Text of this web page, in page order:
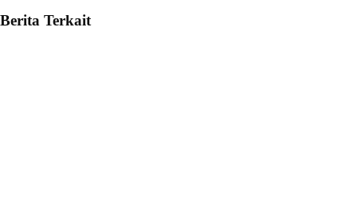
Berita Terkait